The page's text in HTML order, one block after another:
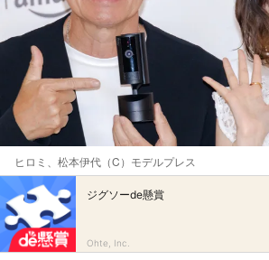
ヒロミ、松本伊代（C）モデルプレス
ジグソーde懸賞
Ohte, Inc.